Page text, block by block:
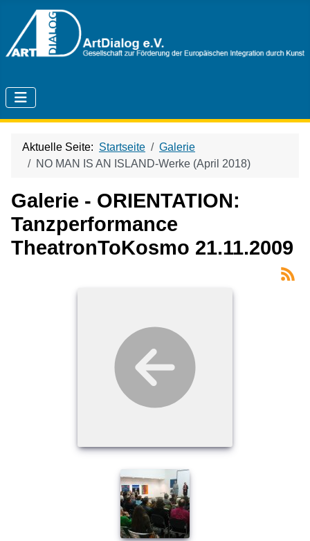
Aktuelle Seite: Startseite
Galerie
NO MAN IS AN ISLAND-Werke (April 2018)
Galerie - ORIENTATION:
Tanzperformance
TheatronToKosmo 21.11.2009